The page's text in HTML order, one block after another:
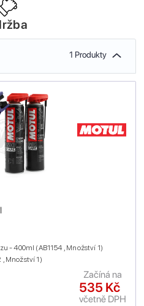
1 Produkty
- 400ml (AB1154 , Množství 1)
Množství 1)
535 Kč
včetně DPH
Začíná na